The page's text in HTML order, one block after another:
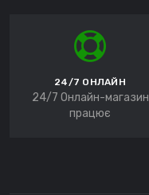
24/7 ОНЛАЙН
24/7 Онлайн-магазин
працює